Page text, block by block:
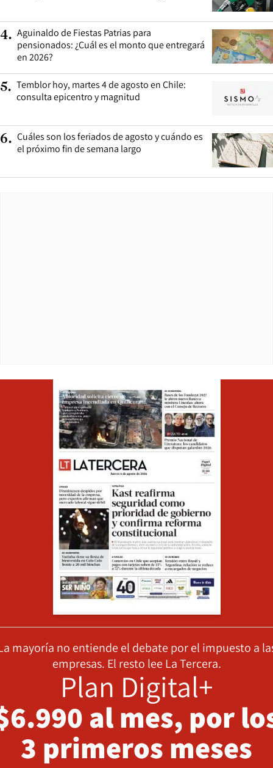
4. Aguinaldo de Fiestas Patrias para
pensionados: ¿Cuál es el monto que entregará
en 2026?
5. Temblor hoy, martes 4 de agosto en Chile:
consulta epicentro y magnitud
6. Cuáles son los feriados de agosto y cuándo es
el próximo fin de semana largo
mayoría no entiende el debate por el impuesto a
empresas. El resto lee La Tercera.
Plan Digital+
al mes, por
3 primeros meses